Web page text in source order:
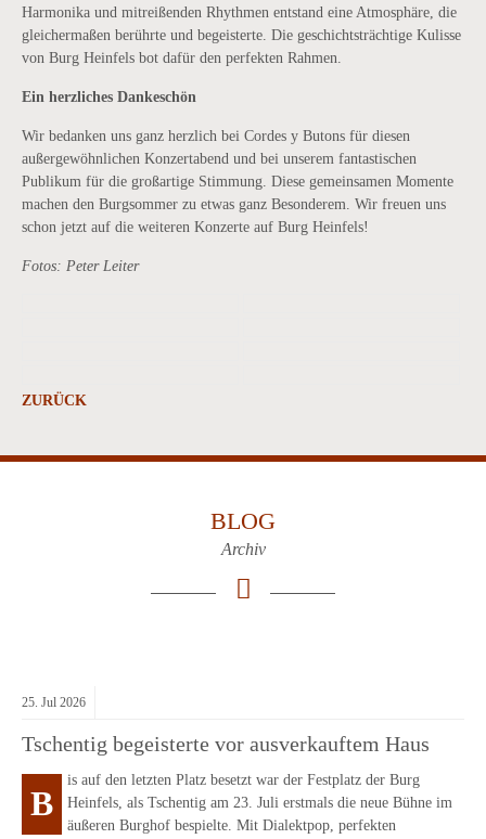
Harmonika und mitreißenden Rhythmen entstand eine Atmosphäre, die
gleichermaßen berührte und begeisterte. Die geschichtsträchtige Kulisse
von Burg Heinfels bot dafür den perfekten Rahmen.
Ein herzliches Dankeschön
Wir bedanken uns ganz herzlich bei Cordes y Butons für diesen
außergewöhnlichen Konzertabend und bei unserem fantastischen
Publikum für die großartige Stimmung. Diese gemeinsamen Momente
machen den Burgsommer zu etwas ganz Besonderem. Wir freuen uns
schon jetzt auf die weiteren Konzerte auf Burg Heinfels!
Fotos: Peter Leiter
ZURÜCK
BLOG
Archiv
25. Jul 2026
Tschentig begeisterte vor ausverkauftem Haus
B
is auf den letzten Platz besetzt war der Festplatz der Burg
Heinfels, als Tschentig am 23. Juli erstmals die neue Bühne im
äußeren Burghof bespielte. Mit Dialektpop, perfekten